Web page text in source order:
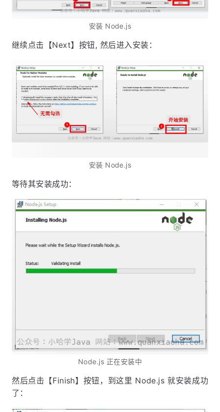
安装 Node.js
继续点击【Next】按钮, 然后进入安装：
安装 Node.js
等待其安装成功：
Node.js 正在安装中
然后点击【Finish】按钮，到这里 Node.js 就安装成功
了：